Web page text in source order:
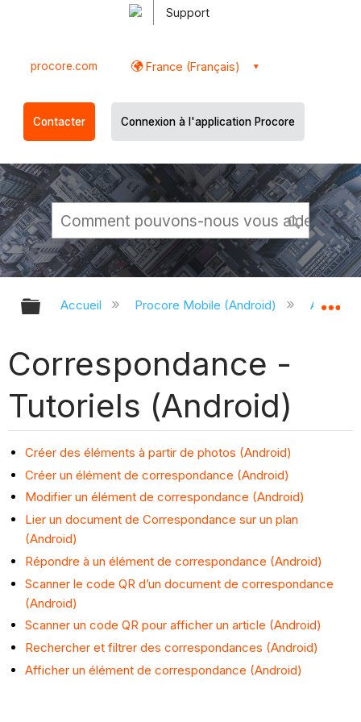
Support
procore.com France (Français)
Contacter Connexion à l'application Procore
Développer/réduire la hiérarchie
Accueil Procore Mobile (Android)
Correspondance -
Tutoriels (Android)
Créer des éléments à partir de photos (Android)
Créer un élément de correspondance (Android)
Modifier un élément de correspondance (Android)
Lier un document de Correspondance sur un plan
(Android)
Répondre à un élément de correspondance (Android)
Scanner le code QR d’un document de correspondance
(Android)
Scanner un code QR pour afficher un article (Android)
Rechercher et filtrer des correspondances (Android)
Afficher un élément de correspondance (Android)